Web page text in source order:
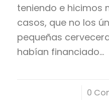
teniendo e hicimos
casos, que no los
pequeñas
habían financiado…
0